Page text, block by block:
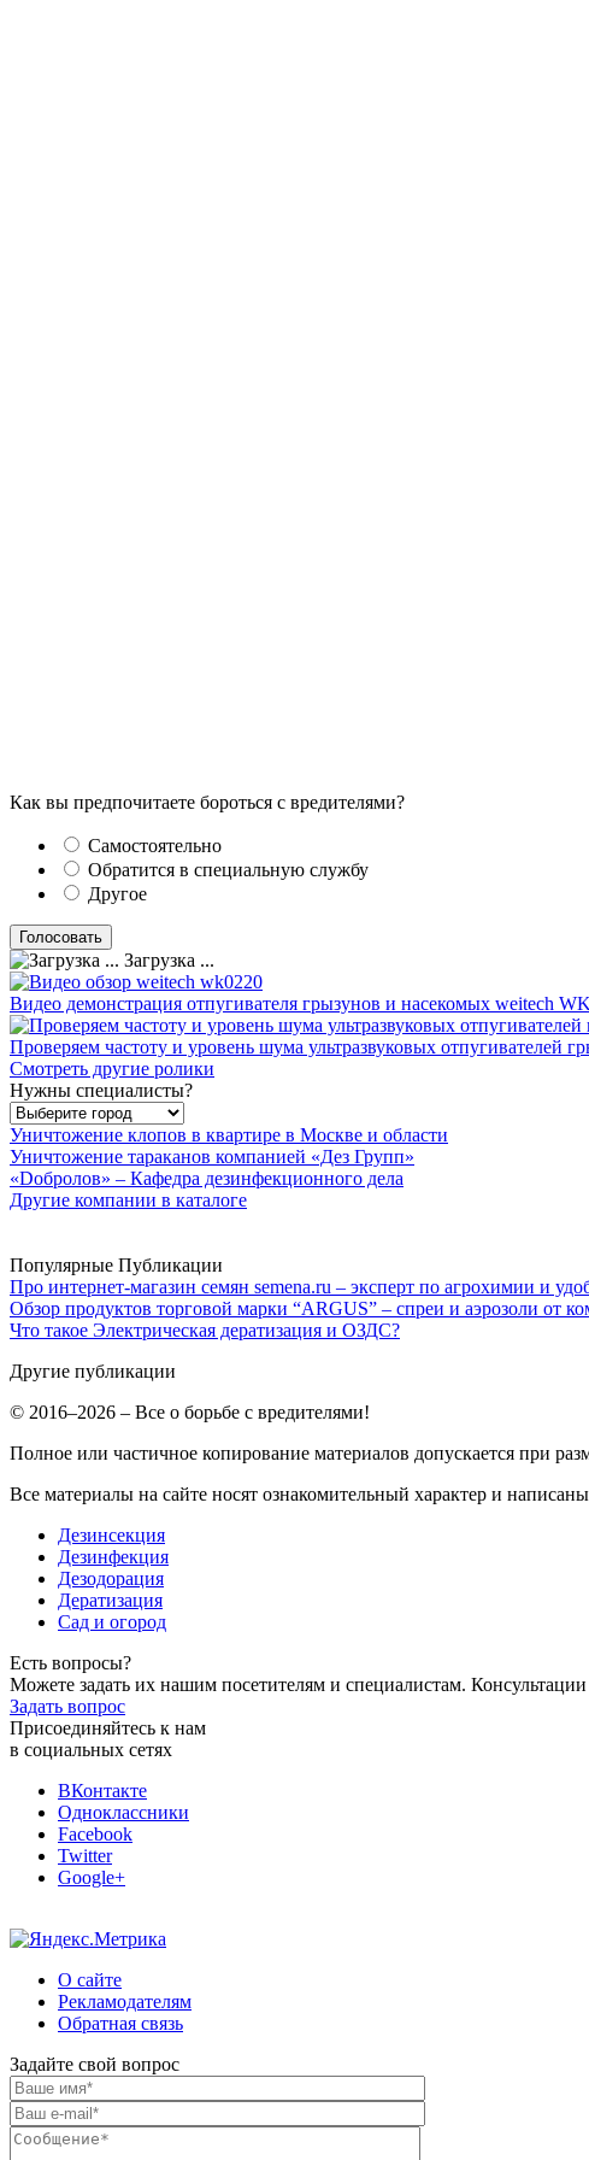
Как вы предпочитаете бороться с вредителями?
Самостоятельно
Обратится в специальную службу
Другое
Загрузка ...
Видео демонстрация отпугивателя грызунов и насекомых weitech
Проверяем частоту и уровень шума ультразвуковых отпугивателей
Смотреть другие ролики
Нужны специалисты?
Уничтожение клопов в квартире в Москве и области
Уничтожение тараканов компанией «Дез Групп»
«Dобролов» – Кафедра дезинфекционного дела
Другие компании в каталоге
Популярные Публикации
Про интернет-магазин семян semena.ru – эксперт по агрохимии и
Обзор продуктов торговой марки “ARGUS” – спреи и аэрозоли от
Что такое Электрическая дератизация и ОЗДС?
Другие публикации
© 2016–2026 – Все о борьбе с вредителями!
Полное или частичное копирование материалов допускается при
Все материалы на сайте носят ознакомительный характер и
Дезинсекция
Дезинфекция
Дезодорация
Дератизация
Сад и огород
Есть вопросы?
Можете задать их нашим посетителям и специалистам.
Задать вопрос
Присоединяйтесь к нам
в социальных сетях
ВКонтакте
Одноклассники
Facebook
Twitter
Google+
О сайте
Рекламодателям
Обратная связь
Задайте свой вопрос